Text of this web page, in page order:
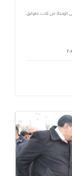
مليون جنيه، ويتكون مبنى الوحدة من ثلاث طوابق،